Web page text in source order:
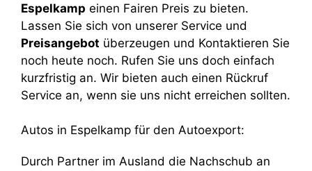
Espelkamp einen Fairen Preis zu bieten.
Lassen Sie sich von unserer Service und
Preisangebot überzeugen und Kontaktieren Sie
noch heute noch. Rufen Sie uns doch einfach
kurzfristig an. Wir bieten auch einen Rückruf
Service an, wenn sie uns nicht erreichen sollten.
Autos in Espelkamp für den Autoexport:
Durch Partner im Ausland die Nachschub an